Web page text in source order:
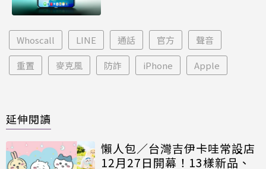
Whoscall LINE 通話 官方 聲音
重置 麥克風 防詐 iPhone Apple
延伸閱讀
懶人包／台灣吉伊卡哇常設店
12月27日開幕！13樣新品、